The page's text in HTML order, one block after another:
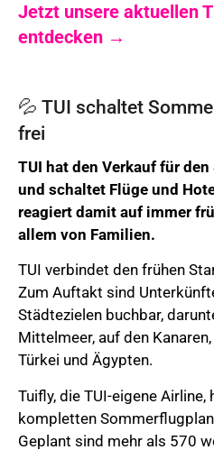
Jetzt unsere aktuellen
entdecken →
💦 TUI schaltet
frei
TUI hat den Verkauf für
und schaltet Flüge und
reagiert damit auf immer
allem von Familien.
TUI verbindet den frühen
Zum Auftakt sind
Städtezielen buchbar,
Mittelmeer, auf den
Türkei und Ägypten.
Tuifly, die TUI-eigene
kompletten
Geplant sind mehr als 570